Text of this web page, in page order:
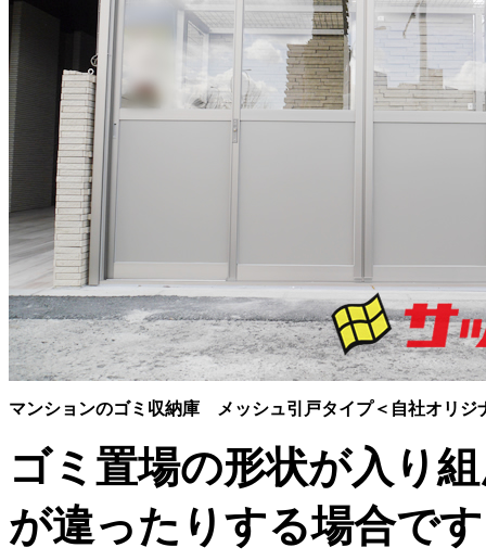
マンションのゴミ収納庫 メッシュ引戸タイプ＜自社オリ
ゴミ置場の形状が入り
が違ったりする場合で